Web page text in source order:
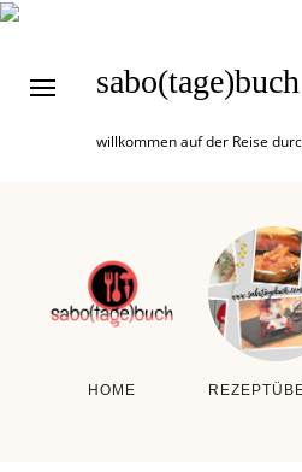
sabo(tage)buch
willkommen auf der Reise
HOME